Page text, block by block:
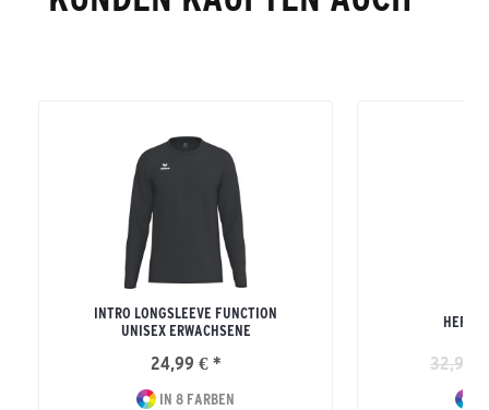
INTRO LONGSLEEVE FUNCTION
UNISEX ERWACHSENE
24,99 € *
IN 8 FARBEN
32,99